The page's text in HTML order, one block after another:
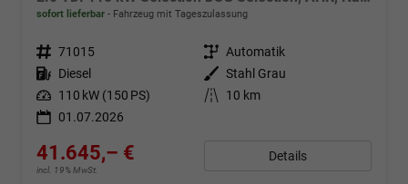
sofort lieferbar Fahrzeug mit Tageszulassung
Fahrzeugnr. 71015 Getriebe Automatik
Kraftstoff Diesel Außenfarbe Stahl Grau
Leistung 110 kW (150 PS) Kilometerstand
10 km
01.07.2026
41.645,– €
incl. 19% MwSt.
Details